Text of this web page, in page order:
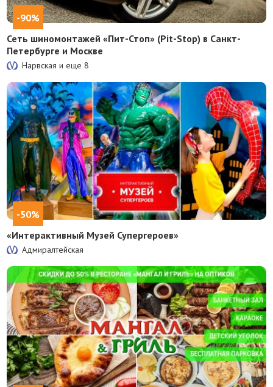
-90%
Сеть шиномонтажей «Пит-Стоп» (Pit-Stop) в Санкт-
Петербурге и Москве
Нарвская и еще8
-50%
«Интерактивный Музей Супергероев»
Адмиралтейская